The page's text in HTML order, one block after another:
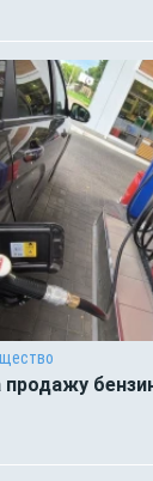
продажу